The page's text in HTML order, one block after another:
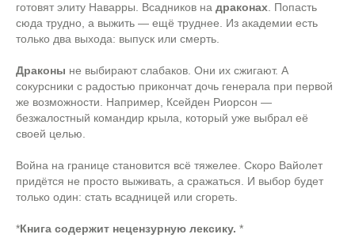
готовят элиту Наварры. Всадников на драконах. Попасть
сюда трудно, а выжить — ещё труднее. Из академии есть
только два выхода: выпуск или смерть.
Драконы не выбирают слабаков. Они их сжигают. А
сокурсники с радостью прикончат дочь генерала при первой
же возможности. Например, Ксейден Риорсон —
безжалостный командир крыла, который уже выбрал её
своей целью.
Война на границе становится всё тяжелее. Скоро Вайолет
придётся не просто выживать, а сражаться. И выбор будет
только один: стать всадницей или сгореть.
*Книга содержит нецензурную лексику. *